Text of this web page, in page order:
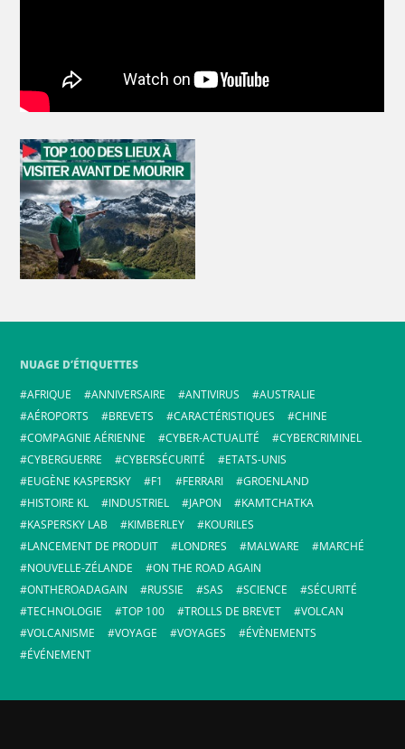
NUAGE D’ÉTIQUETTES
AFRIQUE
ANNIVERSAIRE ANTIVIRUS
AUSTRALIE
AÉROPORTS
BREVETS CARACTÉRISTIQUES
CHINE
COMPAGNIE AÉRIENNE
CYBER-ACTUALITÉ
CYBERCRIMINEL
CYBERGUERRE
CYBERSÉCURITÉ
ETATS-UNIS
EUGÈNE KASPERSKY
F1 FERRARI
GROENLAND
HISTOIRE KL
INDUSTRIEL JAPON
KAMTCHATKA
KASPERSKY LAB
KIMBERLEY
KOURILES
LANCEMENT DE PRODUIT
LONDRES MALWARE
MARCHÉ
NOUVELLE-ZÉLANDE
ON THE ROAD AGAIN
ONTHEROADAGAIN
RUSSIE SAS SCIENCE
SÉCURITÉ
TECHNOLOGIE
TOP 100 TROLLS DE BREVET
VOLCAN
VOLCANISME
VOYAGE VOYAGES
ÉVÈNEMENTS
ÉVÉNEMENT